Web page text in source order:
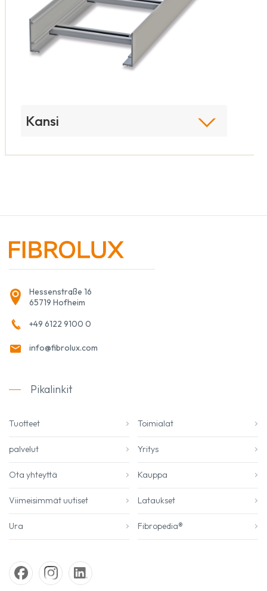
Kansi
Hessenstraße 16
65719 Hofheim
+49 6122 9100 0
info@fibrolux.com
Pikalinkit
Tuotteet Toimialat
palvelut Yritys
Ota yhteyttä Kauppa
Viimeisimmät uutiset Lataukset
Ura Fibropedia®